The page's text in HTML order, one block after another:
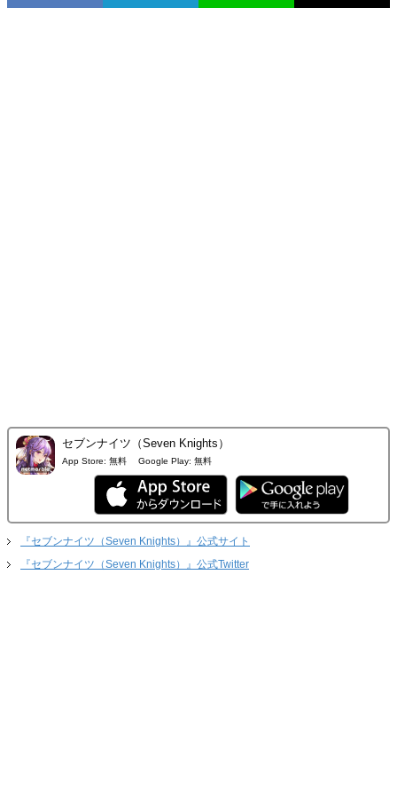
セブンナイツ（Seven Knights）
App Store: 無料 Google Play: 無料
『セブンナイツ（Seven Knights）』公式サイト
『セブンナイツ（Seven Knights）』公式Twitter